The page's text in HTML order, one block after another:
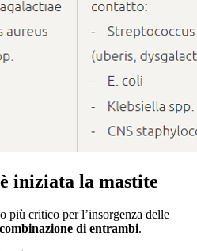
iniziata la mastite
più critico per l’insorgenza delle
di entrambi.